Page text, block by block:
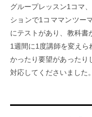
グループレッスン1コマ
ションで1コママンツー
にテストがあり、教科書
1週間に1度講師を変えら
かったり要望があったり
対応してくださいました。